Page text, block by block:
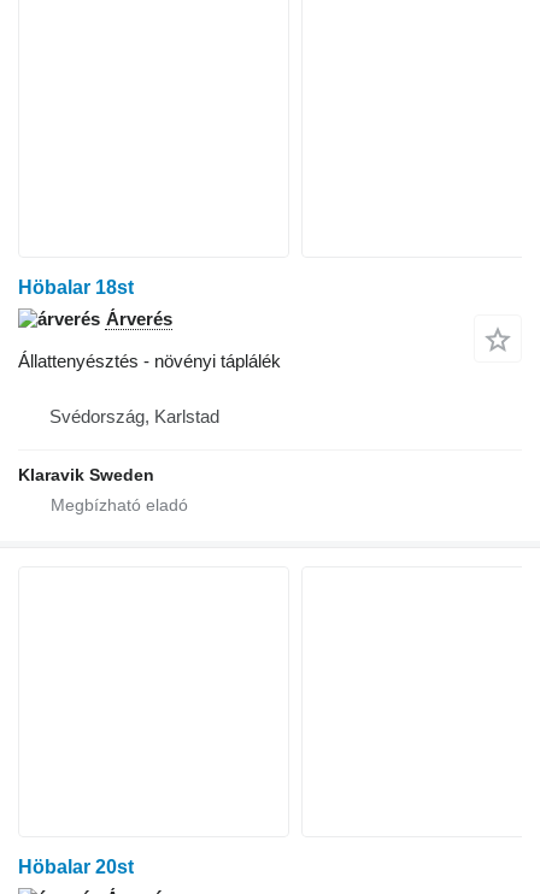
Höbalar 18st
Árverés
Állattenyésztés - növényi táplálék
Svédország, Karlstad
Klaravik Sweden
Höbalar 20st